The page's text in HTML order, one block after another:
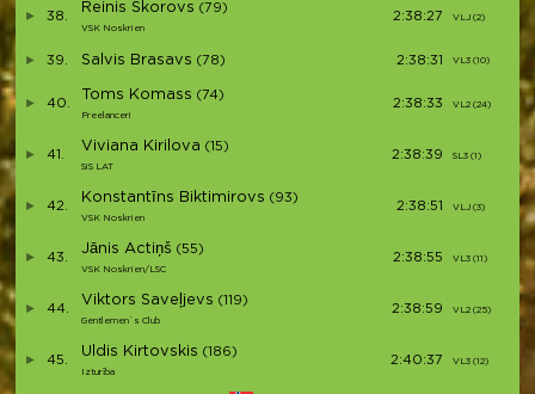
38.
Reinis Skorovs (79)
VSK Noskrien
2:38:27 VLJ (2)
39. Salvis Brasavs (78) 2:38:31 VL3 (10)
40.
Toms Komass (74)
Freelanceri
2:38:33 VL2 (24)
41.
Viviana Kirilova (15)
SiS LAT
2:38:39 SL3 (1)
42.
Konstantīns Biktimirovs (93)
VSK Noskrien
2:38:51 VLJ (3)
43.
Jānis Actiņš (55)
VSK Noskrien/LSC
2:38:55 VL3 (11)
44.
Viktors Saveļjevs (119)
Gentlemen`s Club
2:38:59 VL2 (25)
45.
Uldis Kirtovskis (186)
Izturība
2:40:37 VL3 (12)